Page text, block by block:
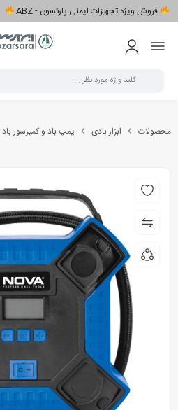
فروش ویژه تجهیزات ایمنی پارکسون - ABZ
محصولات ابزار بادی پمپ باد و کمپرسور باد